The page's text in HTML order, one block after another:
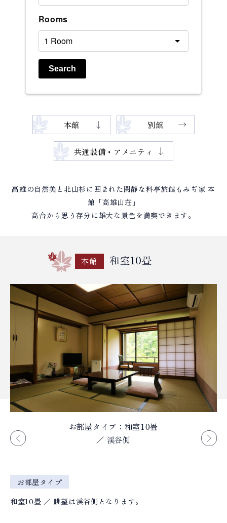
Rooms
Search
本館 別館
共通設備・アメニティ
高雄の自然美と北山杉に囲まれた閑静な料亭旅館もみぢ家 本
館「高雄山荘」
高台から思う存分に雄大な景色を満喫できます。
本館 和室10畳
お部屋タイプ：和室10畳
／ 渓谷側
レトロなタイルのお風呂
お部屋タイプ
和室10畳 ／ 眺望は渓谷側となります。